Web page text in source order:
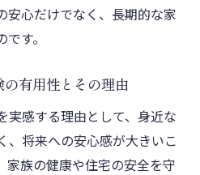
安心だけでなく、長期的な家
す。
有用性とその理由
実感する理由として、身近な
、将来への安心感が大きいこ
家族の健康や住宅の安全を守